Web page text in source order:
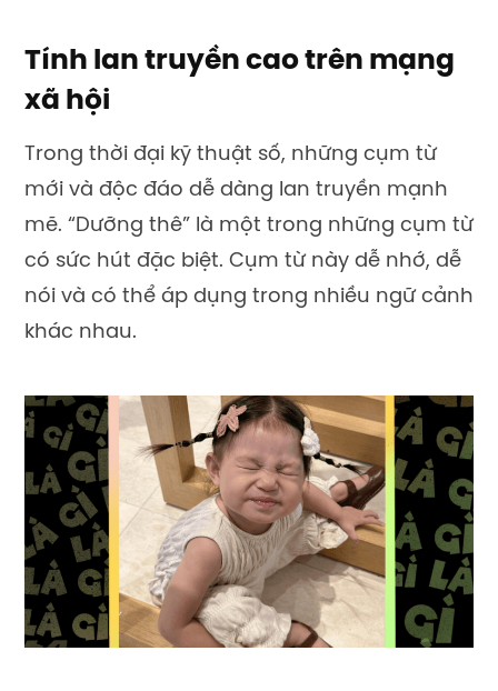
Tính lan truyền cao trên mạng
xã hội
Trong thời đại kỹ thuật số, những cụm từ
mới và độc đáo dễ dàng lan truyền mạnh
mẽ. “Dưỡng thê” là một trong những cụm từ
có sức hút đặc biệt. Cụm từ này dễ nhớ, dễ
nói và có thể áp dụng trong nhiều ngữ cảnh
khác nhau.